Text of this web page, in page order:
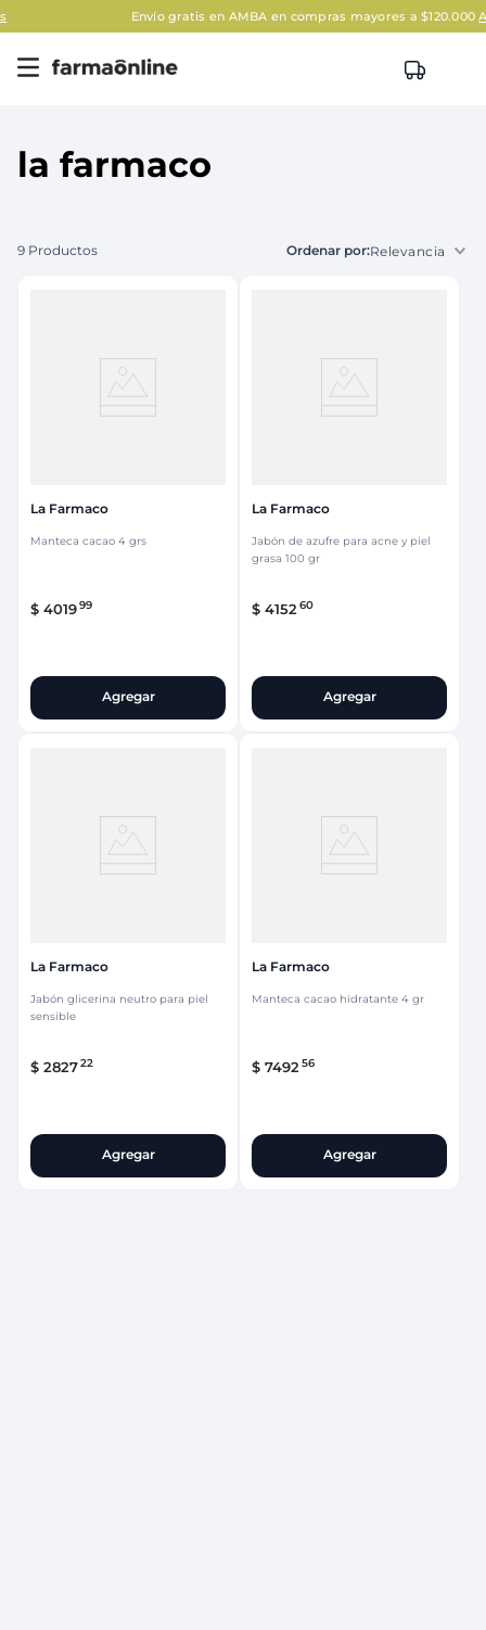
Envío gratis en AMBA en compras mayores a $120.000Aplican
la farmaco
9 Productos Relevancia
La Farmaco
Manteca cacao 4 grs
$ 401999
Agregar
La Farmaco
Jabón de azufre para acne y piel
grasa 100 gr
$ 4152 60
Agregar
La Farmaco
Jabón glicerina neutro para piel
sensible
$ 282722
Agregar
La Farmaco
Manteca cacao hidratante 4 gr
$ 7492 56
Agregar